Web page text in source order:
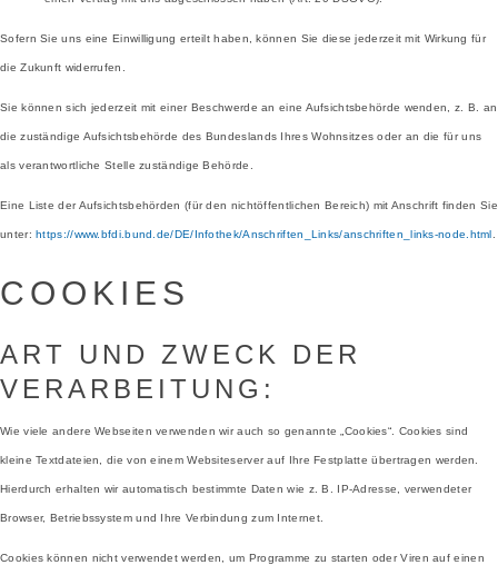
Sofern Sie uns eine Einwilligung erteilt haben, können Sie diese jederzeit mit Wirkung für
die Zukunft widerrufen.
Sie können sich jederzeit mit einer Beschwerde an eine Aufsichtsbehörde wenden, z. B. an
die zuständige Aufsichtsbehörde des Bundeslands Ihres Wohnsitzes oder an die für uns
als verantwortliche Stelle zuständige Behörde.
Eine Liste der Aufsichtsbehörden (für den nichtöffentlichen Bereich) mit Anschrift finden Sie
unter:https://www.bfdi.bund.de/DE/Infothek/Anschriften_Links/anschriften_links-node.html
COOKIES
ART UND ZWECK DER
VERARBEITUNG:
Wie viele andere Webseiten verwenden wir auch so genannte „Cookies“. Cookies sind
kleine Textdateien, die von einem Websiteserver auf Ihre Festplatte übertragen werden.
Hierdurch erhalten wir automatisch bestimmte Daten wie z. B. IP-Adresse, verwendeter
Browser, Betriebssystem und Ihre Verbindung zum Internet.
Cookies können nicht verwendet werden, um Programme zu starten oder Viren auf einen